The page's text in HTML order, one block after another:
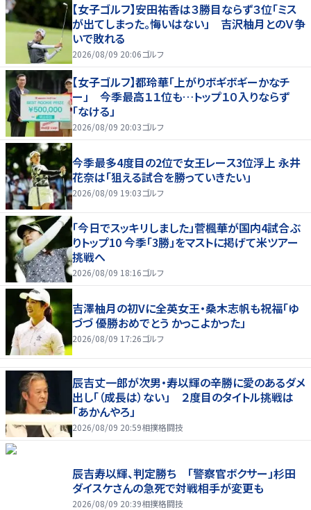
【女子ゴルフ】安田祐香は３勝目ならず３位「ミス
が出てしまった。悔いはない」 吉沢柚月とのＶ争
いで敗れる
2026/08/09 20:06ゴルフ
【女子ゴルフ】都玲華「上がりボギボギーかなチ
ー」 今季最高１１位も…トップ１０入りならず
「なける」
2026/08/09 20:03ゴルフ
今季最多4度目の2位で女王レース3位浮上 永井
花奈は「狙える試合を勝っていきたい」
2026/08/09 19:03ゴルフ
「今日でスッキリしました」菅楓華が国内4試合ぶ
りトップ10 今季「3勝」をマストに掲げて米ツアー
挑戦へ
2026/08/09 18:16ゴルフ
吉澤柚月の初Vに全英女王・桑木志帆も祝福「ゆ
づづ 優勝おめでとう かっこよかった」
2026/08/09 17:26ゴルフ
辰吉丈一郎が次男・寿以輝の辛勝に愛のあるダメ
出し「（成長は）ない」 ２度目のタイトル挑戦は
「あかんやろ」
2026/08/09 20:59相撲格闘技
辰吉寿以輝、判定勝ち 「警察官ボクサー」杉田
ダイスケさんの急死で対戦相手が変更も
2026/08/09 20:39相撲格闘技